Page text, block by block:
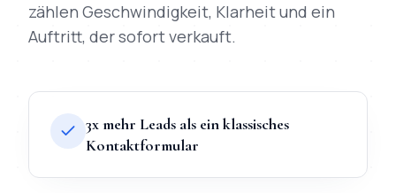
zählen Geschwindigkeit, Klarheit und ein
Auftritt, der sofort verkauft.
3x mehr Leads als ein klassisches
Kontaktformular